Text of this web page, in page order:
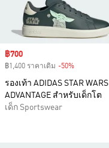
Sale price
฿700
฿1,400 ราคาเดิม -50%
รองเท้า ADIDAS STAR WARS
ADVANTAGE สำหรับเด็กโต
เด็ก Sportswear